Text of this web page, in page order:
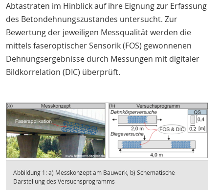
Abtastraten im Hinblick auf ihre Eignung zur Erfassung
des Betondehnungszustandes untersucht. Zur
Bewertung der jeweiligen Messqualität werden die
mittels faseroptischer Sensorik (FOS) gewonnenen
Dehnungsergebnisse durch Messungen mit digitaler
Bildkorrelation (DIC) überprüft.
Abbildung 1: a) Messkonzept am Bauwerk, b) Schematische
Darstellung des Versuchsprogramms